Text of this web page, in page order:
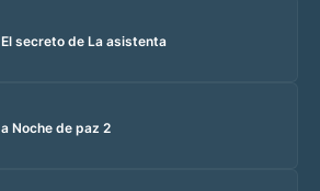
secreto de La asistenta
Noche de paz 2